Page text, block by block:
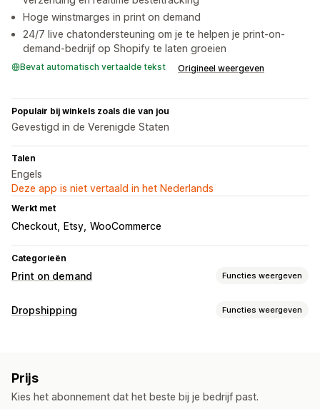
Hoge winstmarges in print on demand
24/7 live chatondersteuning om je te helpen je print-on-
demand-bedrijf op Shopify te laten groeien
Bevat automatisch vertaalde tekst Origineel weergeven
Populair bij winkels zoals die van jou
Gevestigd in de Verenigde Staten
Talen
Engels
Deze app is niet vertaald in het Nederlands
Werkt met
Checkout Etsy WooCommerce
Categorieën
Print on demand Functies weergeven
Productaanpassing
Producten
Dropshipping Functies weergeven
Kunst en ambacht
Prijs
Kies het abonnement dat het beste bij je bedrijf past.